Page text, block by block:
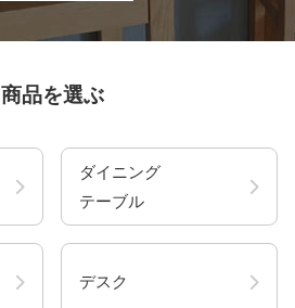
商品を選ぶ
ダイニング
テーブル
デスク